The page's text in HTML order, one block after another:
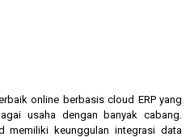
online berbasis cloud ERP yang
usaha dengan banyak cabang.
memiliki keunggulan integrasi data